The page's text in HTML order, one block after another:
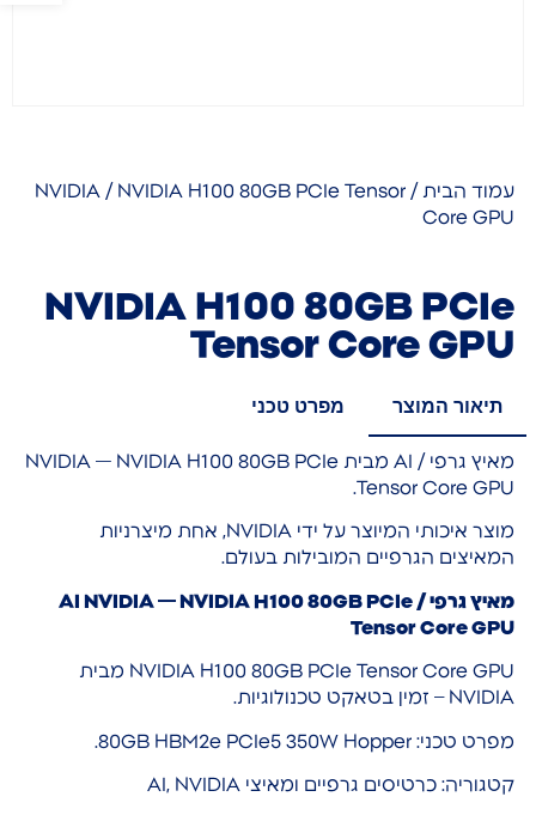
עמוד הבית /
NVIDIA / NVIDIA H100 80GB PCIe Tensor
Core GPU
NVIDIA H100 80GB PCIe
Tensor Core GPU
תיאור המוצר מפרט טכני
מאיץ גרפי / AI מבית NVIDIA — NVIDIA H100 80GB PCIe
Tensor Core GPU.
מוצר איכותי המיוצר על ידי NVIDIA, אחת מיצרניות
המאיצים הגרפיים המובילות בעולם.
מאיץ גרפי / AI NVIDIA — NVIDIA H100 80GB PCIe
Tensor Core GPU
NVIDIA H100 80GB PCIe Tensor Core GPU מבית
NVIDIA – זמין בטאקט טכנולוגיות.
מפרט טכני: 80GB HBM2e PCIe5 350W Hopper.
קטגוריה: כרטיסים גרפיים ומאיצי AI, NVIDIA